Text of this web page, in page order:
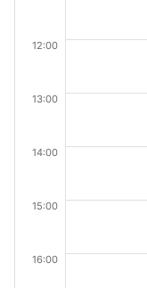
12:00
13:00
14:00
15:00
16:00